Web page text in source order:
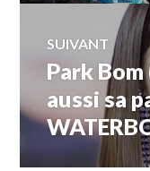
SUIVANT
Article
Suivant:
Park
aussi sa